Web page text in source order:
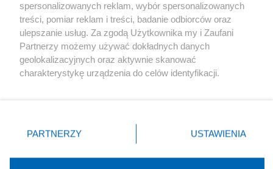
X Facebook Instagram Youtube
spersonalizowanych reklam, wybór spersonalizowanych
treści, pomiar reklam i treści, badanie odbiorców oraz
ulepszanie usług. Za zgodą Użytkownika my i Zaufani
Partnerzy możemy używać dokładnych danych
geolokalizacyjnych oraz aktywnie skanować
charakterystykę urządzenia do celów identyfikacji.
zmienić/wycofać klikając przycisk ustawień prywatności
znajdujący się w lewym dolnym rogu strony
rodzaje przetwarzania danych nie wymagają zgody
PARTNERZY USTAWIENIA